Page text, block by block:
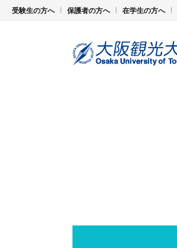
受験生の方へ 保護者の方へ 在学生の方へ